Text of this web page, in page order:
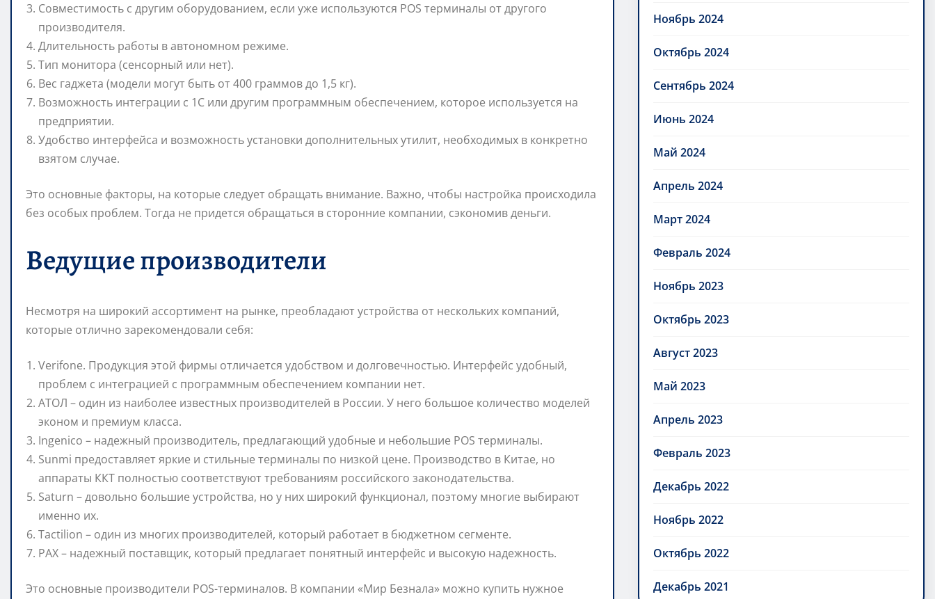
Совместимость с другим оборудованием, если уже используются POS терминалы от другого
производителя.
Длительность работы в автономном режиме.
Тип монитора (сенсорный или нет).
Вес гаджета (модели могут быть от 400 граммов до 1,5 кг).
Возможность интеграции с 1С или другим программным обеспечением, которое используется на
предприятии.
Удобство интерфейса и возможность установки дополнительных утилит, необходимых в конкретно
взятом случае.
Это основные факторы, на которые следует обращать внимание. Важно, чтобы настройка происходила
без особых проблем. Тогда не придется обращаться в сторонние компании, сэкономив деньги.
Ведущие производители
Несмотря на широкий ассортимент на рынке, преобладают устройства от нескольких компаний,
которые отлично зарекомендовали себя:
Verifone. Продукция этой фирмы отличается удобством и долговечностью. Интерфейс удобный,
проблем с интеграцией с программным обеспечением компании нет.
АТОЛ – один из наиболее известных производителей в России. У него большое количество моделей
эконом и премиум класса.
Ingenico – надежный производитель, предлагающий удобные и небольшие POS терминалы.
Sunmi предоставляет яркие и стильные терминалы по низкой цене. Производство в Китае, но
аппараты ККТ полностью соответствуют требованиям российского законодательства.
Saturn – довольно большие устройства, но у них широкий функционал, поэтому многие выбирают
именно их.
Tactilion – один из многих производителей, который работает в бюджетном сегменте.
PAX – надежный поставщик, который предлагает понятный интерфейс и высокую надежность.
Это основные производители POS-терминалов. В компании «Мир Безнала» можно купить нужное
Ноябрь 2024
Октябрь 2024
Сентябрь 2024
Июнь 2024
Май 2024
Апрель 2024
Март 2024
Февраль 2024
Ноябрь 2023
Октябрь 2023
Август 2023
Май 2023
Апрель 2023
Февраль 2023
Декабрь 2022
Ноябрь 2022
Октябрь 2022
Декабрь 2021